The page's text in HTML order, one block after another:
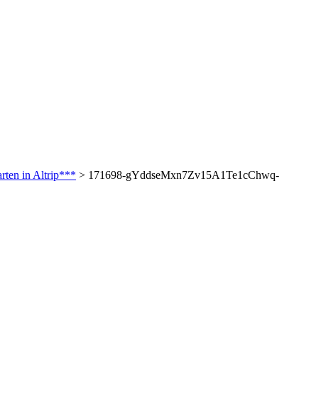
in Altrip*** > 171698-gYddseMxn7Zv15A1Te1cChwq-